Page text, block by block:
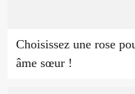
Choisissez une rose
âme sœur !